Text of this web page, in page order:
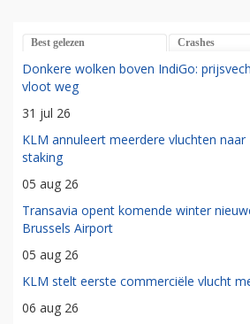
Best gelezen Crashes
Donkere wolken boven IndiGo:
vloot weg
31 jul 26
KLM annuleert meerdere vluchten
staking
05 aug 26
Transavia opent komende winter
Brussels Airport
05 aug 26
KLM stelt eerste commerciële vlucht
06 aug 26